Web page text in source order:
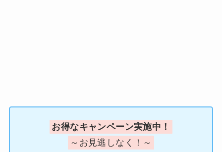
お得なキャンペーン実施中！
～お見逃しなく！～